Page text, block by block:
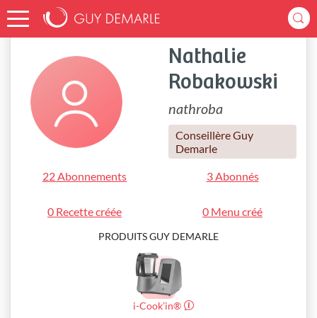
Accueil nathroba
Nathalie
Robakowski
nathroba
Conseillère Guy
Demarle
22 Abonnements 3 Abonnés
0 Recette créée 0 Menu créé
PRODUITS GUY DEMARLE
i-Cook’in®